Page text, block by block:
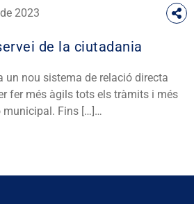
2023
de la ciutadania
un nou sistema de relació directa
fer més àgils tots els tràmits i més
municipal. Fins […]…